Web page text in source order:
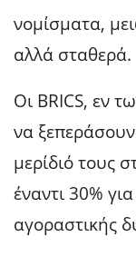
νομίσματα,
αλλά σταθερά.
Οι BRICS, εν
να
μερίδιό τους
έναντι 30%
αγοραστικής